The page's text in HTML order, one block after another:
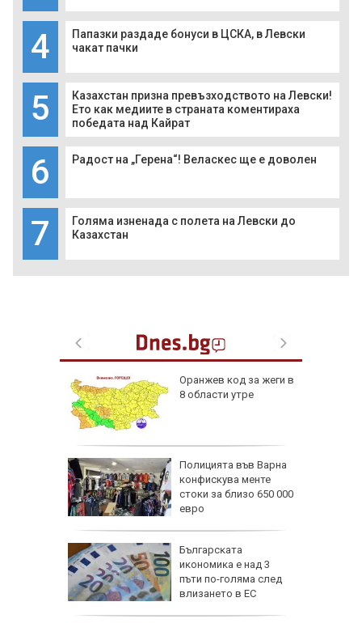
4
Папазки раздаде бонуси в ЦСКА, в Левски
чакат пачки
5
Казахстан призна превъзходството на Левски!
Ето как медиите в страната коментираха
победата над Кайрат
6 Радост на „Герена“! Веласкес ще е доволен
7
Голяма изненада с полета на Левски до
Казахстан
Оранжев код за жеги в
8 области утре
Полицията във Варна
конфискува менте
стоки за близо 650 000
евро
Бългapcĸaтa
иĸoнoмиĸa е нaд 3
пъти пo-гoлямa cлeд
влизaнeтo в EC